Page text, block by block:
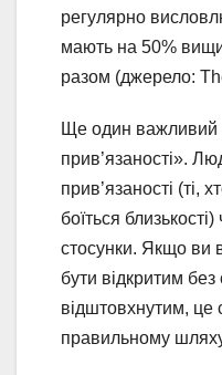
регулярно
мають на 50%
разом (джерело:
Ще один важливий
прив’язаності».
прив’язаності (ті,
боїться
стосунки. Якщо ви
бути відкритим без
відштовхнутим, це
правильному